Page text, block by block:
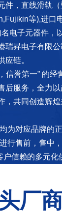
件，直线滑轨
等),进口
电子元器件，
瑞昇电子有限
应链。
信誉第一” 的
后服务，全力
，共同创造辉煌
对应品牌的正
售前，售中，
户信赖的多元化
厂